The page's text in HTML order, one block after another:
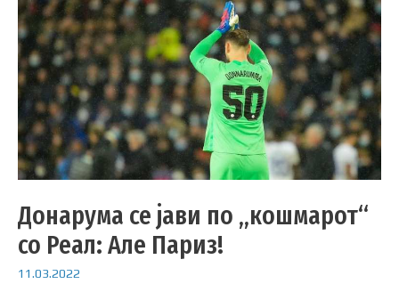
Донарума се јави по „кошмарот“
со Реал: Але Париз!
11.03.2022